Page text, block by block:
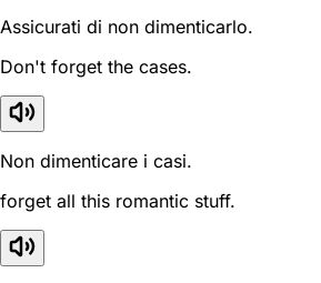
Assicurati di non dimenticarlo.
Don't forget the cases.
Non dimenticare i casi.
forget all this romantic stuff.